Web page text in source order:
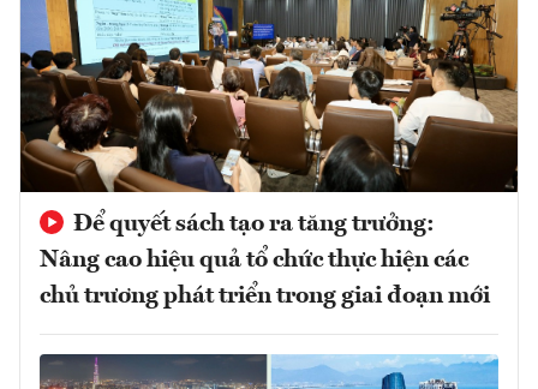
Để quyết sách tạo ra tăng trưởng:
Nâng cao hiệu quả tổ chức thực hiện các
chủ trương phát triển trong giai đoạn mới